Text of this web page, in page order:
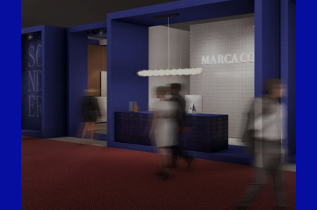
may combine it with other information that you’ve
provided to them or that they’ve collected from your use
of their services.